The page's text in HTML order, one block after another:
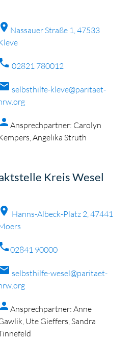
location_on Nassauer Straße 1, 47533
phone 02821 780012
selbsthilfe-kleve@paritaet-
person Ansprechpartner: Carolyn
Angelika Struth
Kreis Wesel
location_on Hanns-Albeck-Platz 2, 47441
phone02841 90000
selbsthilfe-wesel@paritaet-
person Ansprechpartner: Anne
Ute Gieffers, Sandra